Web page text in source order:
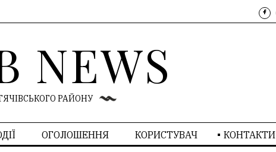
NEWS
РАЙОНУ
ОГОЛОШЕННЯ КОРИСТУВАЧ КОНТАКТИ